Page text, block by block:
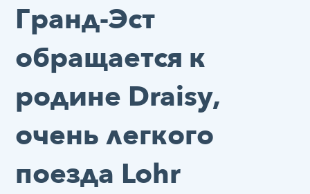
Гранд-Эст
обращается к
родине Draisy,
очень легкого
поезда Lohr